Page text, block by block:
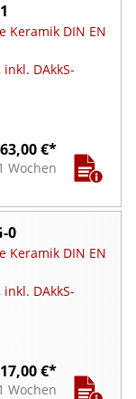
Keramik DIN EN
DAkkS-
€*
Wochen
0
Keramik DIN EN
DAkkS-
€*
Wochen